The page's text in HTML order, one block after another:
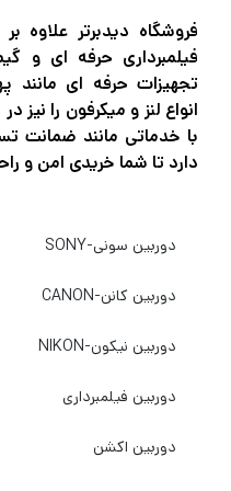
ارائه شده، می‌توانید
به راحتی روی
فروشگاه دیدبرتر علاوه
فیلمبرداری حرفه ای و
تجهیزات حرفه ای مانند
انواع لنز و میکرفون را
با خدماتی مانند ضمانت
دارد تا شما خریدی امن و
دوربین سونی-SONY
دوربین کانن-CANON
دوربین نیکون-NIKON
دوربین فیلمبرداری
دوربین اکشن